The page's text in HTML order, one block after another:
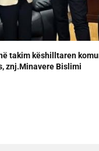
takim këshilltaren
znj.Minavere Bislimi